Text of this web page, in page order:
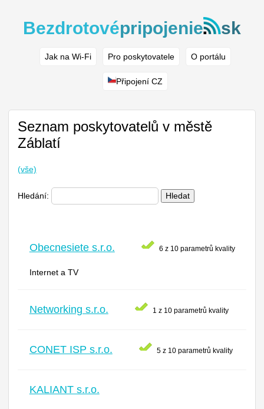
Bezdrotovépripojenie sk
Jak na Wi-Fi Pro poskytovatele O portálu
Připojení CZ
Seznam poskytovatelů v městě
Záblatí
(vše)
Hledání: Hledat
Obecnesiete s.r.o.
Internet a TV
6 z 10 parametrů kvality
Networking s.r.o. 1 z 10 parametrů kvality
CONET ISP s.r.o. 5 z 10 parametrů kvality
KALIANT s.r.o.